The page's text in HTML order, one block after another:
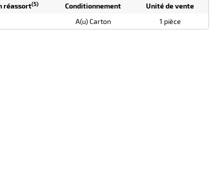
réassort(5) Conditionnement
Unité de vente
A(u) Carton 1 pièce